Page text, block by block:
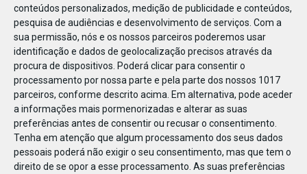
conteúdos personalizados, medição de publicidade e conteúdos,
pesquisa de audiências e desenvolvimento de serviços. Com a
sua permissão, nós e os nossos parceiros poderemos usar
identificação e dados de geolocalização precisos através da
procura de dispositivos. Poderá clicar para consentir o
processamento por nossa parte e pela parte dos nossos 1017
parceiros, conforme descrito acima. Em alternativa, pode aceder
a informações mais pormenorizadas e alterar as suas
preferências antes de consentir ou recusar o consentimento.
Tenha em atenção que algum processamento dos seus dados
pessoais poderá não exigir o seu consentimento, mas que tem o
direito de se opor a esse processamento. As suas preferências
500971770817047